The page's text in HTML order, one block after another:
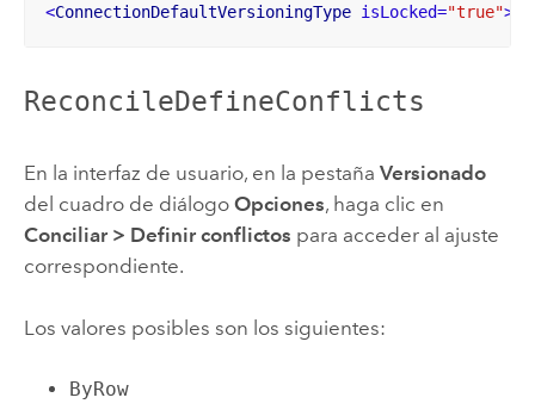
<ConnectionDefaultVersioningType isLocked="true">
ReconcileDefineConflicts
En la interfaz de usuario, en la pestaña Versionado
del cuadro de diálogo Opciones, haga clic en
Conciliar > Definir conflictos para acceder al ajuste
correspondiente.
Los valores posibles son los siguientes:
ByRow